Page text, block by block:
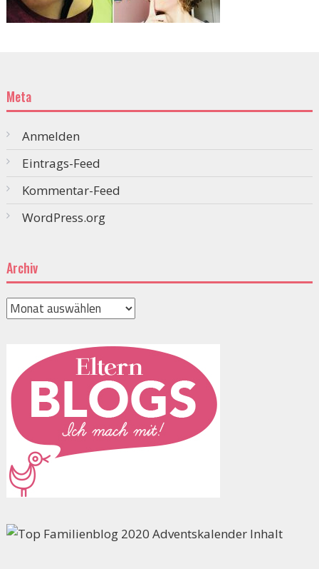
Meta
Anmelden
Eintrags-Feed
Kommentar-Feed
WordPress.org
Archiv
Archiv